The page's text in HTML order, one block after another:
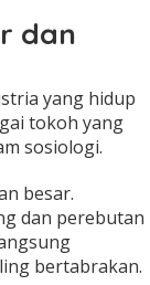
dan
yang hidup
tokoh yang
sosiologi.
besar.
dan perebutan
bertabrakan.